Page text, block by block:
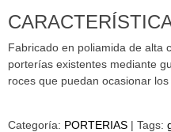
Fabricado en poliamida de alta
porterías existentes mediante
roces que puedan ocasionar
Categoría: PORTERIAS | Tags: